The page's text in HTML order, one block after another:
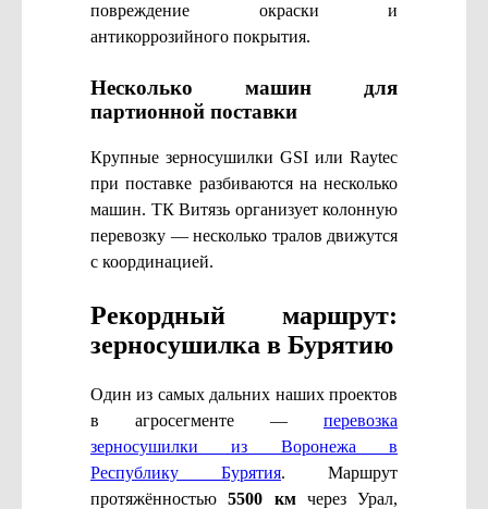
повреждение окраски и
антикоррозийного покрытия.
Несколько машин для
партионной поставки
Крупные зерносушилки GSI или Raytec
при поставке разбиваются на несколько
машин. ТК Витязь организует колонную
перевозку — несколько тралов движутся
с координацией.
Рекордный маршрут:
зерносушилка в Бурятию
Один из самых дальних наших проектов
в агросегменте — перевозка
зерносушилки из Воронежа в
Республику Бурятия. Маршрут
протяжённостью5500 кмчерез Урал,